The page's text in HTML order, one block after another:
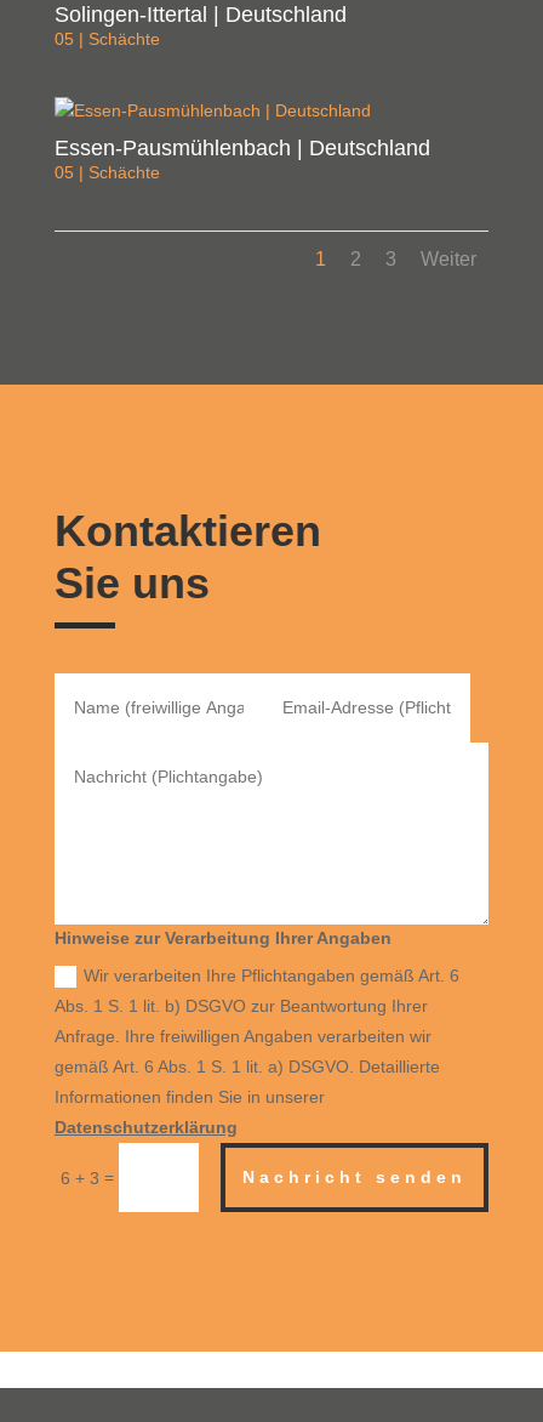
Solingen-Ittertal | Deutschland
05 | Schächte
Essen-Pausmühlenbach | Deutschland
05 | Schächte
1 2 3 Weiter
Kontaktieren
Sie uns
Hinweise zur Verarbeitung Ihrer Angaben
Wir verarbeiten Ihre Pflichtangaben gemäß Art. 6
Abs. 1 S. 1 lit. b) DSGVO zur Beantwortung Ihrer
Anfrage. Ihre freiwilligen Angaben verarbeiten wir
gemäß Art. 6 Abs. 1 S. 1 lit. a) DSGVO. Detaillierte
Informationen finden Sie in unserer
Datenschutzerklärung
6 + 3 = Nachricht senden